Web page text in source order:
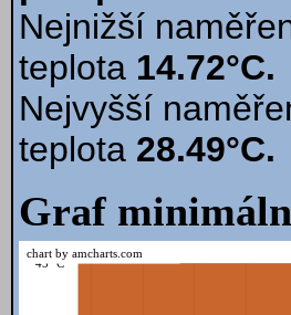
Nejnižší
teplota 14.72°C.
Nejvyšší
teplota 28.49°C.
Graf
45 °C
chart by amcharts.com